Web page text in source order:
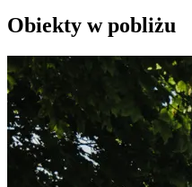
Obiekty w pobliżu